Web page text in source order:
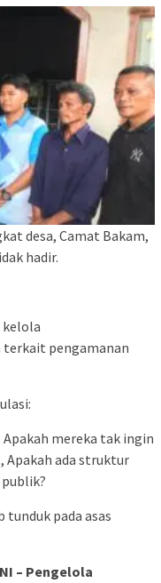
desa, Camat Bakam,
hadir.
kelola
terkait pengamanan
Apakah mereka tak ingin
Apakah ada struktur
tunduk pada asas
– Pengelola